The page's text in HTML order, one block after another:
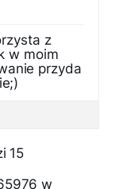
z
w moim
przyda
15
w